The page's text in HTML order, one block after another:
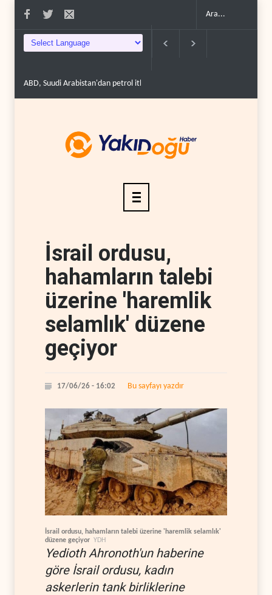
ABD, Suudi Arabistan'dan petrol ithalatını 40 yıl sonra i..
İsrail ordusu,
hahamların talebi
üzerine 'haremlik
selamlık' düzene
geçiyor
17/06/26 - 16:02 Bu sayfayı yazdır
İsrail ordusu, hahamların talebi üzerine 'haremlik selamlık'
düzene geçiyor YDH
Yedioth Ahronoth'un haberine
göre İsrail ordusu, kadın
askerlerin tank birliklerine